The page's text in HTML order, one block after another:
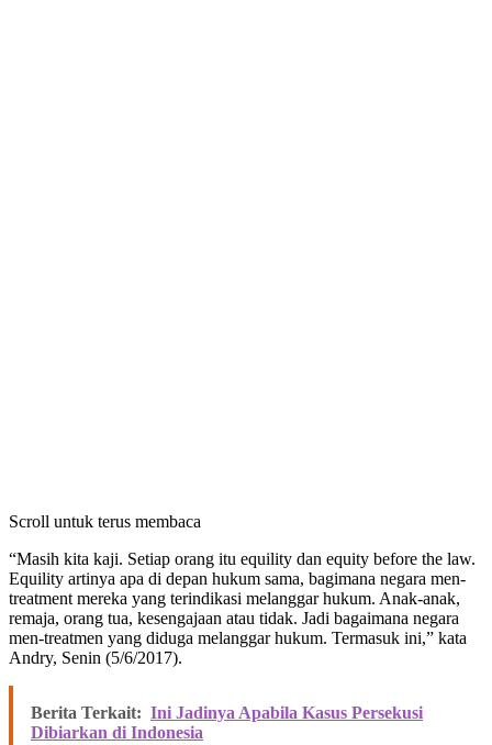
Scroll untuk terus membaca
“Masih kita kaji. Setiap orang itu equility dan equity before the law.
Equility artinya apa di depan hukum sama, bagimana negara men-
treatment mereka yang terindikasi melanggar hukum. Anak-anak,
remaja, orang tua, kesengajaan atau tidak. Jadi bagaimana negara
men-treatmen yang diduga melanggar hukum. Termasuk ini,” kata
Andry, Senin (5/6/2017).
Berita Terkait: Ini Jadinya Apabila Kasus Persekusi
Dibiarkan di Indonesia